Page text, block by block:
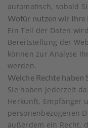
automatisch, sobald
Wofür nutzen wir Ihre
Ein Teil der Daten
Bereitstellung der
können zur Analyse
werden.
Welche Rechte haben
Sie haben jederzeit
Herkunft, Empfänger
personenbezogenen
außerdem ein Recht,